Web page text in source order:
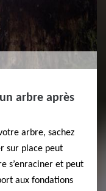
arbre après
arbre, sachez
sur place peut
s’enraciner et peut
aux fondations